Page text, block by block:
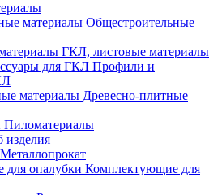
Общестроительные
ГКЛ, листовые материалы
Профили и
Древесно-плитные
Пиломатериалы
изделия
Металлопрокат
Комплектующие для